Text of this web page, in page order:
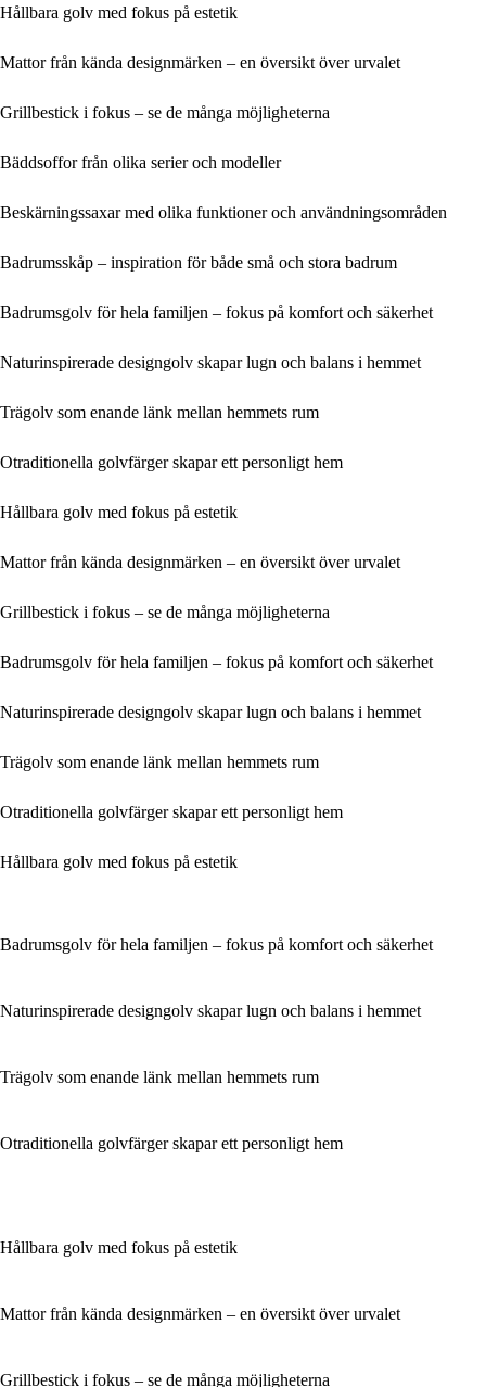
Hållbara golv med fokus på estetik
Mattor från kända designmärken – en översikt över urvalet
Grillbestick i fokus – se de många möjligheterna
Bäddsoffor från olika serier och modeller
Beskärningssaxar med olika funktioner och användningsområden
Badrumsskåp – inspiration för både små och stora badrum
Badrumsgolv för hela familjen – fokus på komfort och säkerhet
Naturinspirerade designgolv skapar lugn och balans i hemmet
Trägolv som enande länk mellan hemmets rum
Otraditionella golvfärger skapar ett personligt hem
Hållbara golv med fokus på estetik
Mattor från kända designmärken – en översikt över urvalet
Grillbestick i fokus – se de många möjligheterna
Badrumsgolv för hela familjen – fokus på komfort och säkerhet
Naturinspirerade designgolv skapar lugn och balans i hemmet
Trägolv som enande länk mellan hemmets rum
Otraditionella golvfärger skapar ett personligt hem
Hållbara golv med fokus på estetik
Badrumsgolv för hela familjen – fokus på komfort och säkerhet
Naturinspirerade designgolv skapar lugn och balans i hemmet
Trägolv som enande länk mellan hemmets rum
Otraditionella golvfärger skapar ett personligt hem
Hållbara golv med fokus på estetik
Mattor från kända designmärken – en översikt över urvalet
Grillbestick i fokus – se de många möjligheterna